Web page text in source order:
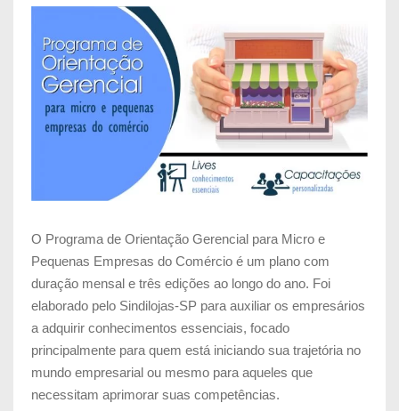
O Programa de Orientação Gerencial para Micro e
Pequenas Empresas do Comércio é um plano com
duração mensal e três edições ao longo do ano. Foi
elaborado pelo Sindilojas-SP para auxiliar os empresários
a adquirir conhecimentos essenciais, focado
principalmente para quem está iniciando sua trajetória no
mundo empresarial ou mesmo para aqueles que
necessitam aprimorar suas competências.